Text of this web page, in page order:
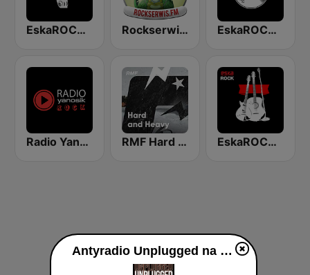
EskaROCK Rock Ballads Rockserwis FM EskaROCK Klasyka Rocka
Radio Yanosik Rock RMF Hard & Heavy EskaROCK Nowy Rock
Antyradio Unplugged na żywo